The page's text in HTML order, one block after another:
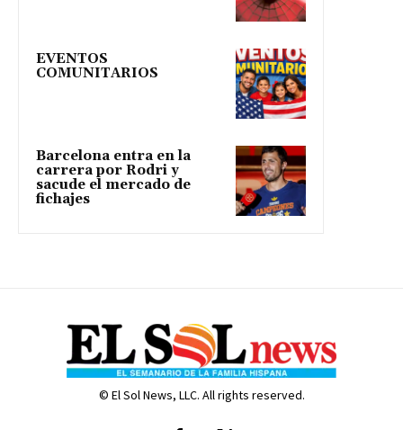
EVENTOS
COMUNITARIOS
Barcelona entra en la
carrera por Rodri y
sacude el mercado de
fichajes
© El Sol News, LLC. All rights reserved.